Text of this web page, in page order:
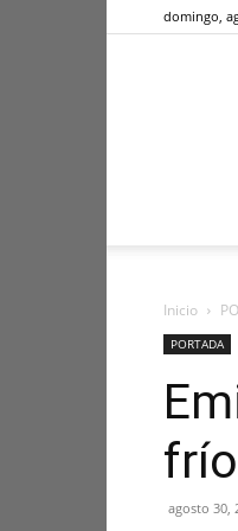
domingo,
Inicio
PORTADA
agosto 30,